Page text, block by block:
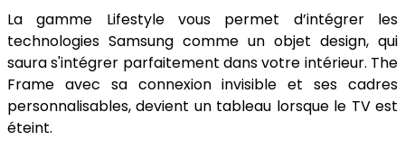
La gamme Lifestyle vous permet d’intégrer les
technologies Samsung comme un objet design, qui
saura s'intégrer parfaitement dans votre intérieur. The
Frame avec sa connexion invisible et ses cadres
personnalisables, devient un tableau lorsque le TV est
éteint.